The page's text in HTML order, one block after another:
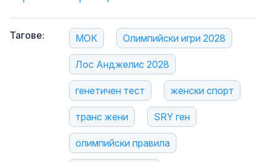
Тагове: МОК Олимпийски игри 2028
Лос Анджелис 2028
генетичен тест женски спорт
транс жени SRY ген
олимпийски правила